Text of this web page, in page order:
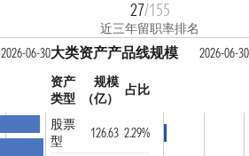
27/155
近三年留职率排名
2026-06-30大类资产产品线规模
2026-06-30
资产
类型
规模
（亿）
占比
股票
型
126.63 2.29%